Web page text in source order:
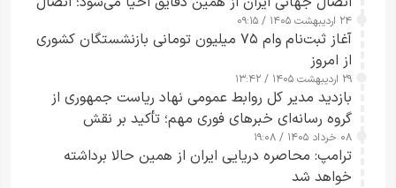
کامل مردم تا ۲۴ ساعت آینده
۲۴ اردیبهشت ۱۴۰۵ / ۰۹:۱۵
آغاز ثبت‌نام وام ۷۵ میلیون تومانی بازنشستگان کشوری
از امروز
۲۹ اردیبهشت ۱۴۰۵ / ۱۳:۴۲
بازدید مدیر کل روابط عمومی نهاد ریاست جمهوری از
گروه رسانه‌ای خبرهای فوری مهم؛ تأکید بر نقش
رسانه‌های هوشمند و مسئول در ارتقای آگاهی عمومی
۰۸ خرداد ۱۴۰۵ / ۱۹:۰۸
ترامپ: محاصره دریایی ایران از همین حالا برداشته
خواهد شد